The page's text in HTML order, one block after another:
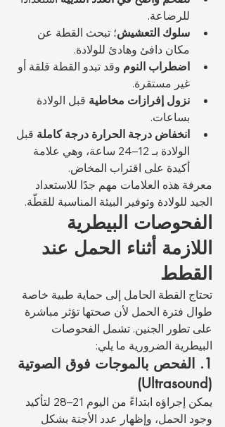
للرضاعة.
سلوك التعشيش؛ تبحث القطة عن
مكان دافئ وهادئ للولادة.
اضطراب النوم وقد تبدو القطة قلقة أو
غير مستقرة.
نزول إفرازات مخاطية قبل الولادة
بساعات.
انخفاض درجة الحرارة درجة كاملة قبل
الولادة بـ 12–24 ساعة، وهي علامة
أكيدة على اقتراب المخاض.
معرفة هذه العلامات مهم جدًا للاستعداد
الجيد للولادة وتوفير البيئة المناسبة للقطّة.
الفحوصات البيطرية
اللازمة أثناء الحمل عند
القطط
تحتاج القطة الحامل إلى حماية طبية خاصة
طوال فترة الحمل لأن صحتها تؤثر مباشرة
على تطور الجنين. تشمل الفحوصات
البيطرية الضرورية ما يلي:
1. الفحص بالموجات فوق الصوتية
(Ultrasound)
يمكن إجراؤه ابتداءً من اليوم 21–28 لتأكيد
وجود الحمل، وإظهار عدد الأجنة بشكل